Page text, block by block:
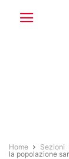
Home Sezioni
la popolazione